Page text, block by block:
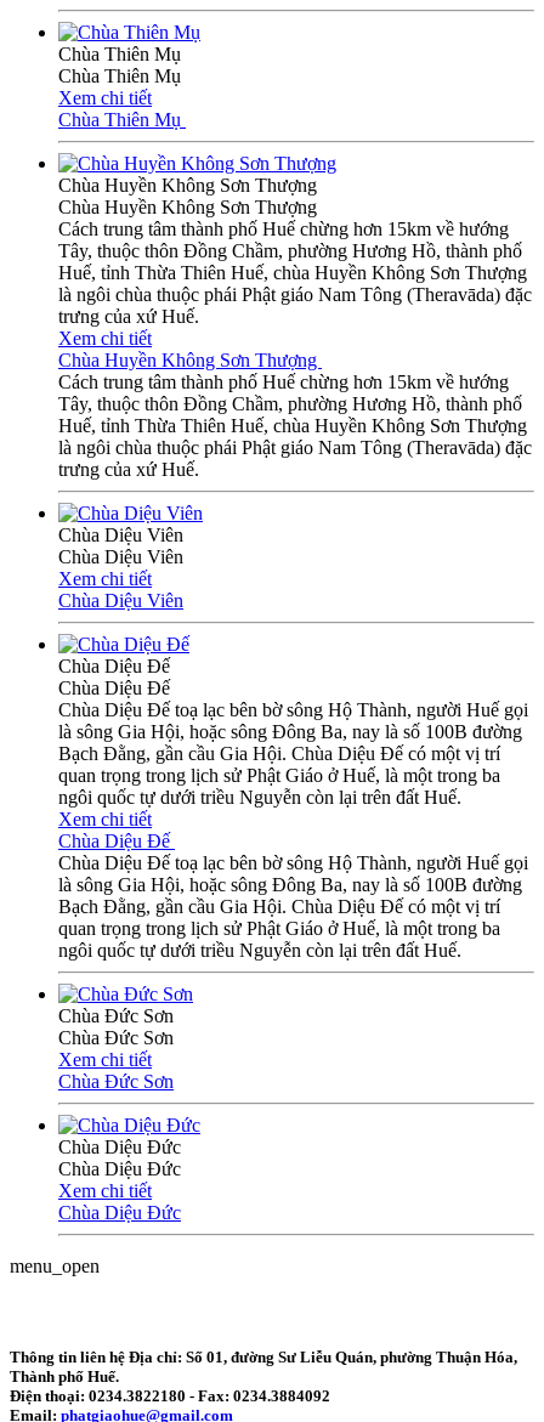
Chùa Thiên Mụ
Chùa Thiên Mụ
Xem chi tiết
Chùa Thiên Mụ
Chùa Huyền Không Sơn Thượng
Chùa Huyền Không Sơn Thượng
Cách trung tâm thành phố Huế chừng hơn 15km về hướng
Tây, thuộc thôn Đồng Chầm, phường Hương Hồ, thành phố
Huế, tỉnh Thừa Thiên Huế, chùa Huyền Không Sơn Thượng
là ngôi chùa thuộc phái Phật giáo Nam Tông (Theravāda) đặc
trưng của xứ Huế.
Xem chi tiết
Chùa Huyền Không Sơn Thượng
Cách trung tâm thành phố Huế chừng hơn 15km về hướng
Tây, thuộc thôn Đồng Chầm, phường Hương Hồ, thành phố
Huế, tỉnh Thừa Thiên Huế, chùa Huyền Không Sơn Thượng
là ngôi chùa thuộc phái Phật giáo Nam Tông (Theravāda) đặc
trưng của xứ Huế.
Chùa Diệu Viên
Chùa Diệu Viên
Xem chi tiết
Chùa Diệu Viên
Chùa Diệu Đế
Chùa Diệu Đế
Chùa Diệu Đế toạ lạc bên bờ sông Hộ Thành, người Huế gọi
là sông Gia Hội, hoặc sông Đông Ba, nay là số 100B đường
Bạch Đằng, gần cầu Gia Hội. Chùa Diệu Đế có một vị trí
quan trọng trong lịch sử Phật Giáo ở Huế, là một trong ba
ngôi quốc tự dưới triều Nguyễn còn lại trên đất Huế.
Xem chi tiết
Chùa Diệu Đế
Chùa Diệu Đế toạ lạc bên bờ sông Hộ Thành, người Huế gọi
là sông Gia Hội, hoặc sông Đông Ba, nay là số 100B đường
Bạch Đằng, gần cầu Gia Hội. Chùa Diệu Đế có một vị trí
quan trọng trong lịch sử Phật Giáo ở Huế, là một trong ba
ngôi quốc tự dưới triều Nguyễn còn lại trên đất Huế.
Chùa Đức Sơn
Chùa Đức Sơn
Xem chi tiết
Chùa Đức Sơn
Chùa Diệu Đức
Chùa Diệu Đức
Xem chi tiết
Chùa Diệu Đức
menu_open
Thông tin liên hệ Địa chỉ: Số 01, đường Sư Liễu Quán, phường Thuận Hóa,
Thành phố Huế.
Điện thoại: 0234.3822180 - Fax: 0234.3884092
Email: phatgiaohue@gmail.com